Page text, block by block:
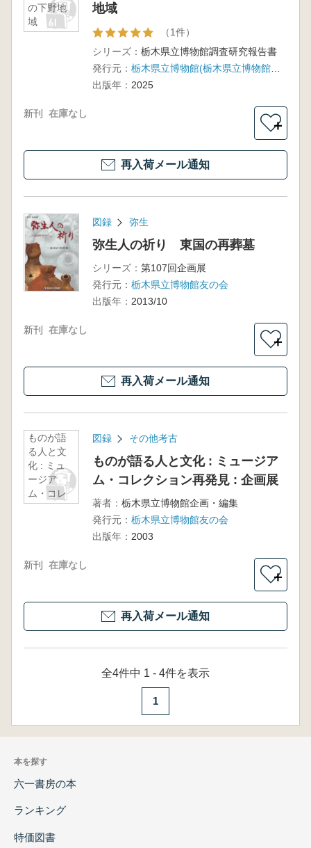
の下野地
域
地域
（1件）
シリーズ： 栃木県立博物館調査研究報告書
発行元：
栃木県立博物館(栃木県立博物館友の会)
出版年： 2025
新刊 在庫なし
＋
再入荷メール通知
図録 弥生
弥生人の祈り 東国の再葬墓
シリーズ： 第107回企画展
発行元： 栃木県立博物館友の会
出版年： 2013/10
新刊 在庫なし
＋
再入荷メール通知
ものが語
る人と文
化 : ミュ
ージア
ム・コレ
クション
図録 その他考古
ものが語る人と文化 : ミュージア
ム・コレクション再発見 : 企画展
著者： 栃木県立博物館企画・編集
発行元： 栃木県立博物館友の会
出版年： 2003
新刊 在庫なし
＋
再入荷メール通知
全4件中 1 - 4件を表示
1
本を探す
六一書房の本
ランキング
特価図書